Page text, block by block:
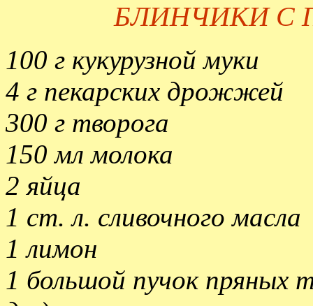
БЛИНЧИКИ С
100 г кукурузной муки
4 г пекарских дрожжей
300 г творога
150 мл молока
2 яйца
1 ст. л. сливочного масла
1 лимон
1 большой пучок пряных